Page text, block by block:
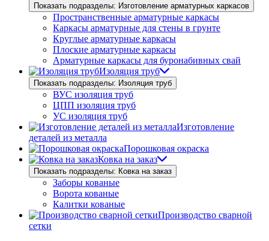
Показать подразделы: Изготовление арматурных каркасов
Пространственные арматурные каркасы
Каркасы арматурные для стены в грунте
Круглые арматурные каркасы
Плоские арматурные каркасы
Арматурные каркасы для буронабивных свай
Изоляция труб
Показать подразделы: Изоляция труб
ВУС изоляция труб
ЦПП изоляция труб
УС изоляция труб
Изготовление
деталей из металла
Порошковая окраска
Ковка на заказ
Показать подразделы: Ковка на заказ
Заборы кованые
Ворота кованые
Калитки кованые
Производство сварной
сетки